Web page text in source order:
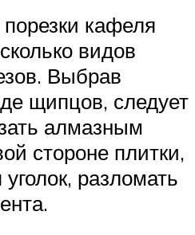
кафеля
видов
Выбрав
щипцов, следует
алмазным
стороне плитки,
разломать